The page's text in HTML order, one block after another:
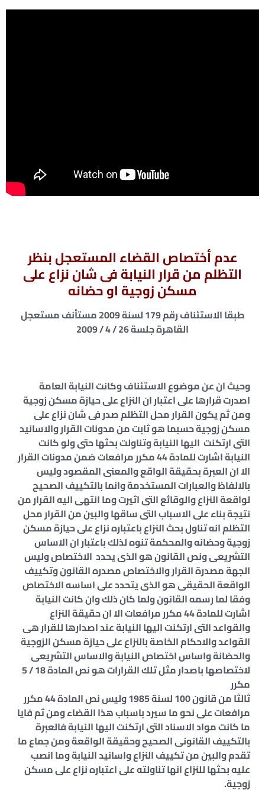
عدم أختصاص القضاء المستعجل بنظر
التظلم من قرار النيابة فى شان نزاع على
مسكن زوجية او حضانه
طبقا الاستئناف رقم 179 لسنة 2009 مستأنف مستعجل
القاهرة جلسة 26 / 4 / 2009
وحيث ان عن موضوع الاستئناف وكانت النيابة العامة
اصدرت قرارها على اعتبار ان النزاع على حيازة مسكن زوجية
ومن ثم يكون القرار محل التظلم صدر فى شان نزاع على
مسكن زوجية حسبما هو ثابت من مدونات القرار والاسانيد
التى ارتكنت اليها النيابة وتناولت بحثها حتى ولو كانت
النيابة اشارت للمادة 44 مكرر مرافعات ضمن مدونات القرار
الا ان العبرة بحقيقة الواقع والمعنى المقصود وليس
بالالفاظ والعبارات المستخدمة وانما بالتكييف الصحيح
لواقعة النزاع والوقائع التى اثيرت وما انتهى اليه القرار من
نتيجة بناء على الاسباب التى ساقها والبين من القرار محل
التظلم انه تناول بحث النزاع باعتباره نزاع على حيازة مسكن
زوجية وحضانه والمحكمة تنوه لذلك باعتبار ان الاساس
التشريعى ونص القانون هو الذى يحدد الاختصاص وليس
الجهة مصدرة القرار والاختصاص مصدره القانون وتكييف
الواقعة الحقيقى هو الذى يتحدد على اساسه الاختصاص
وفقا لما رسمه القانون ولما كان ذلك وان كانت النيابة
اشارت للمادة 44 مكرر مرافعات الا ان حقيقة النزاع
والقواعد التى ارتكنت اليها النيابة عند اصدارها للقرار هى
القواعد والاحكام الخاصة بالنزاع على حيازة مسكن الزوجية
والحضانة واساس اختصاص النيابة والاساس التشريعى
لاختصاصها باصدار مثل تلك القرارات هو نص المادة 18 / 5
مكرر
ثالثا من قانون 100 لسنة 1985 وليس نص المادة 44 مكرر
مرافعات على نحو ما سيرد باسباب هذا القضاء ومن ثم فايا
ما كانت مواد الاسناد التى ارتكنت اليها النيابة فالعبرة
بالتكييف القانونى الصحيح وحقيقة الواقعة ومن جماع ما
تقدم والبين من تكييف النزاع واسانيد النيابة وما انصب
عليه بحثها للنزاع انها تناولته على اعتباره نزاع على مسكن
زوجية.